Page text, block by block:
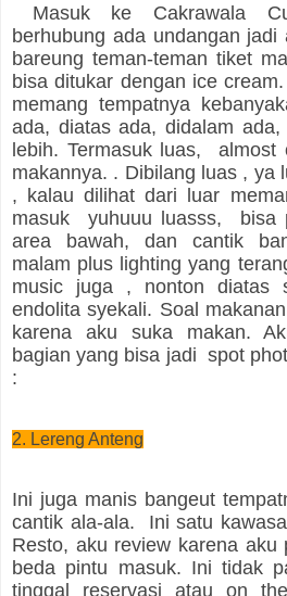
Masuk ke Cakrawala
berhubung ada undangan
bareung teman-teman tiket
bisa ditukar dengan ice
memang tempatnya
ada, diatas ada, didalam
lebih. Termasuk luas, almost
makannya. . Dibilang luas , ya
, kalau dilihat dari luar
masuk yuhuuu luasss, bisa
area bawah, dan cantik
malam plus lighting yang
music juga , nonton diatas
endolita syekali. Soal
karena aku suka makan.
bagian yang bisa jadi spot
:
2. Lereng Anteng
Ini juga manis bangeut
cantik ala-ala. Ini satu
Resto, aku review karena aku
beda pintu masuk. Ini tidak
tinggal reservasi atau on